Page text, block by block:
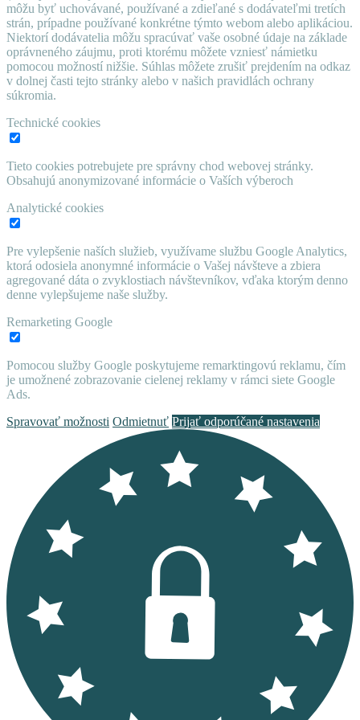
môžu byť uchovávané, používané a zdieľané s dodávateľmi tretích
strán, prípadne používané konkrétne týmto webom alebo aplikáciou.
Niektorí dodávatelia môžu spracúvať vaše osobné údaje na základe
oprávneného záujmu, proti ktorému môžete vzniesť námietku
pomocou možností nižšie. Súhlas môžete zrušiť prejdením na odkaz
v dolnej časti tejto stránky alebo v našich pravidlách ochrany
súkromia.
Technické cookies
Tieto cookies potrebujete pre správny chod webovej stránky.
Obsahujú anonymizované informácie o Vaších výberoch
Analytické cookies
Pre vylepšenie naších služieb, využívame službu Google Analytics,
ktorá odosiela anonymné informácie o Vašej návšteve a zbiera
agregované dáta o zvyklostiach návštevníkov, vďaka ktorým denno
denne vylepšujeme naše služby.
Remarketing Google
Pomocou služby Google poskytujeme remarktingovú reklamu, čím
je umožnené zobrazovanie cielenej reklamy v rámci siete Google
Ads.
Spravovať možnosti Odmietnuť Prijať odporúčané nastavenia